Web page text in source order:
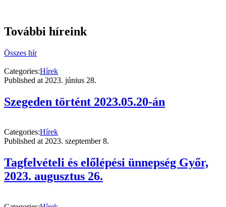
További híreink
Összes hír
Categories:Hírek
Published at 2023. június 28.
Szegeden történt 2023.05.20-án
Categories:Hírek
Published at 2023. szeptember 8.
Tagfelvételi és előlépési ünnepség Győr,
2023. augusztus 26.